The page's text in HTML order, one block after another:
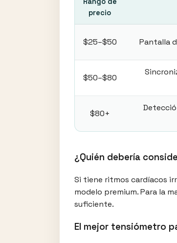
precio
$25–$50 Pantalla
$50–$80
$80+
¿Quién debería
Si tiene ritmos cardíacos
modelo premium. Para la
suficiente.
El mejor tensiómetro